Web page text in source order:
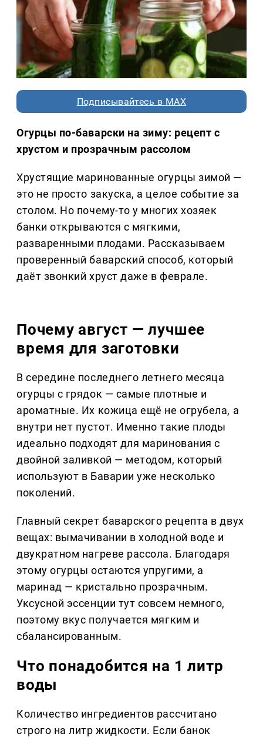
Подписывайтесь в MAX
Огурцы по-баварски на зиму: рецепт с
хрустом и прозрачным рассолом
Хрустящие маринованные огурцы зимой —
это не просто закуска, а целое событие за
столом. Но почему-то у многих хозяек
банки открываются с мягкими,
разваренными плодами. Рассказываем
проверенный баварский способ, который
даёт звонкий хруст даже в феврале.
Почему август — лучшее
время для заготовки
В середине последнего летнего месяца
огурцы с грядок — самые плотные и
ароматные. Их кожица ещё не огрубела, а
внутри нет пустот. Именно такие плоды
идеально подходят для маринования с
двойной заливкой — методом, который
используют в Баварии уже несколько
поколений.
Главный секрет баварского рецепта в двух
вещах: вымачивании в холодной воде и
двукратном нагреве рассола. Благодаря
этому огурцы остаются упругими, а
маринад — кристально прозрачным.
Уксусной эссенции тут совсем немного,
поэтому вкус получается мягким и
сбалансированным.
Что понадобится на 1 литр
воды
Количество ингредиентов рассчитано
строго на литр жидкости. Если банок